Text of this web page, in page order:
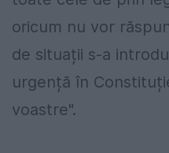
oricum nu vor
de situații s-a
urgență în
voastre".